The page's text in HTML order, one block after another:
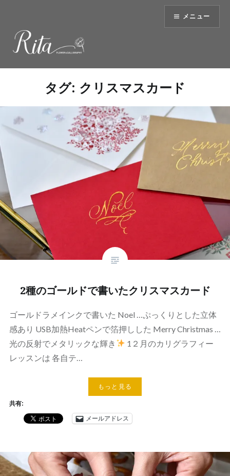
へ
ッ
メニュー
タグ: クリスマスカード
2種のゴールドで書いたクリスマスカード
ゴールドラメインクで書いた Noel …ぷっくりとした立体
感あり USB加熱Heatペンで箔押しした Merry Christmas …
光の反射でメタリックな輝き
1２月のカリグラフィー
レッスンは 各自テ…
もっと見る
共有:
メールアドレス